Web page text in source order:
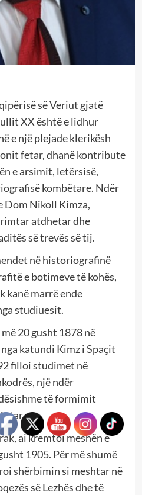
së Veriut gjatë
XX është e lidhur
e një plejade klerikësh
fetar, dhanë kontribute
e arsimit, letërsisë,
kombëtare. Ndër
Dom Nikoll Kimza,
atdhetar dhe
së trevës së tij.
në historiografinë
e botimeve të kohës,
kanë marrë ende
studiuesit.
20 gusht 1878 në
katundi Kimz i Spaçit
filloi studimet në
një ndër
të formimit
ai kremtoi meshën e
1905. Për më shumë
shërbimin si meshtar në
së Lezhës dhe të